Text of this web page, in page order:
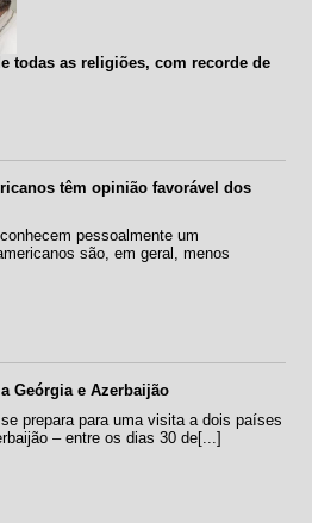
todas as religiões, com recorde de
têm opinião favorável dos
pessoalmente um
são, em geral, menos
Geórgia e Azerbaijão
prepara para uma visita a dois países
– entre os dias 30 de[...]